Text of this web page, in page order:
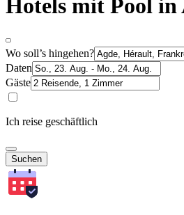
Hotels mit Pool in
Wo soll’s hingehen?
Daten
Gäste
Ich reise geschäftlich
Suchen